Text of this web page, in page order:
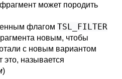
может породить
флагом TSL_FILTER
новым, чтобы
с новым вариантом
это, называется
)